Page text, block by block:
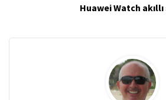
Huawei Watch